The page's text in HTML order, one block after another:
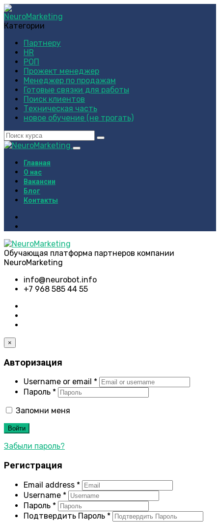
Категории
Партнеру
HR
РОП
Прожект менеджер
Менеджер по продажам
Готовые связки для работы
Поиск клиентов
Техническая часть
новое обучение (не трогать)
Главная
О нас
Вакансии
Блог
Контакты
Обучающая платформа партнеров компании
NeuroMarketing
info@neurobot.info
+7 968 585 44 55
×
Авторизация
Username or email *
Пароль *
Запомни меня
Войти
Забыли пароль?
Регистрация
Email address *
Username *
Пароль *
Подтвердить Пароль *